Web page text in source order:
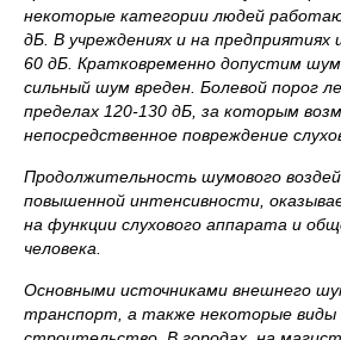
некоторые категории людей
дБ. В учреждениях и на
60 дБ. Кратковременно допустим
сильный шум вреден. Болевой порог
пределах 120-130 дБ, за которым
непосредственное повреждение
Продолжительность шумового
повышенной интенсивности,
на функции слухового аппарата и
человека.
Основными источниками внешнего
транспорт, а также некоторые виды